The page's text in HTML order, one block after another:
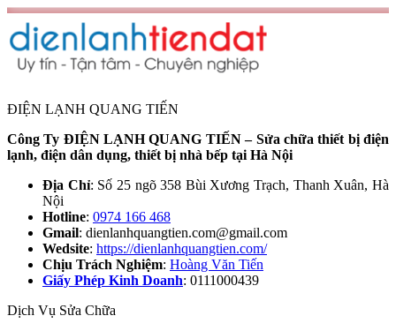
ĐIỆN LẠNH QUANG TIẾN
Công Ty ĐIỆN LẠNH QUANG TIẾN – Sửa chữa thiết bị điện
lạnh, điện dân dụng, thiết bị nhà bếp tại Hà Nội
Địa Chỉ: Số 25 ngõ 358 Bùi Xương Trạch, Thanh Xuân, Hà
Nội
Hotline: 0974 166 468
Gmail: dienlanhquangtien.com@gmail.com
Wedsite: https://dienlanhquangtien.com/
Chịu Trách Nghiệm: Hoàng Văn Tiến
Giấy Phép Kinh Doanh: 0111000439
Dịch Vụ Sửa Chữa